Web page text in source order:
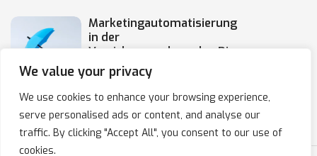
We value your privacy
We use cookies to enhance your browsing experience,
serve personalised ads or content, and analyse our
traffic. By clicking "Accept All", you consent to our use of
cookies.
Marketingautomatisierung
in der
Versicherungsbranche: Die
Automatisierung von
10 Min Read